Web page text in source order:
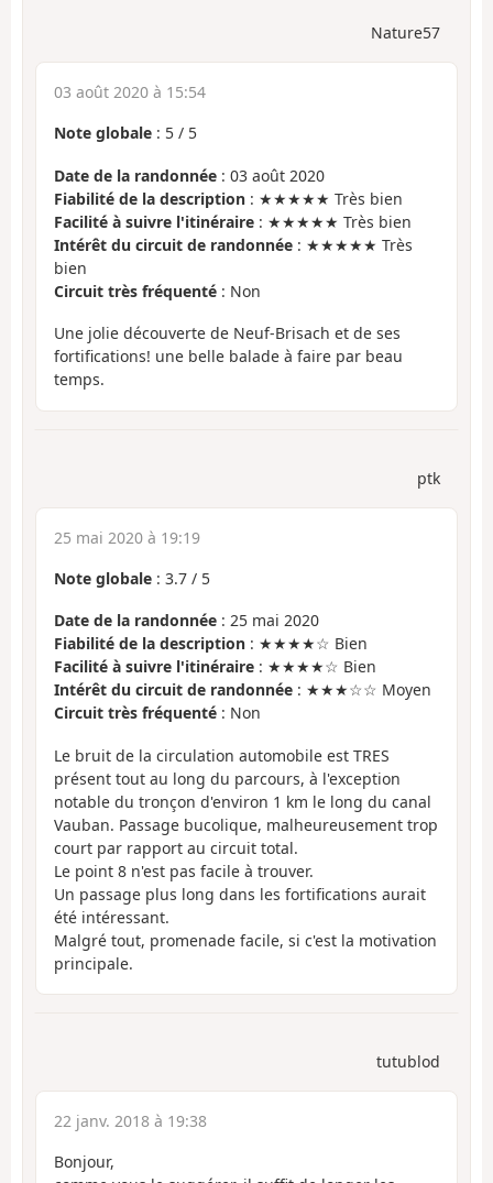
Nature57
03 août 2020 à 15:54
Note globale : 5 / 5
Date de la randonnée : 03 août 2020
Fiabilité de la description : ★★★★★ Très bien
Facilité à suivre l'itinéraire : ★★★★★ Très bien
Intérêt du circuit de randonnée : ★★★★★ Très
bien
Circuit très fréquenté : Non
Une jolie découverte de Neuf-Brisach et de ses
fortifications! une belle balade à faire par beau
temps.
ptk
25 mai 2020 à 19:19
Note globale : 3.7 / 5
Date de la randonnée : 25 mai 2020
Fiabilité de la description : ★★★★☆ Bien
Facilité à suivre l'itinéraire : ★★★★☆ Bien
Intérêt du circuit de randonnée : ★★★☆☆ Moyen
Circuit très fréquenté : Non
Le bruit de la circulation automobile est TRES
présent tout au long du parcours, à l'exception
notable du tronçon d'environ 1 km le long du canal
Vauban. Passage bucolique, malheureusement trop
court par rapport au circuit total.
Le point 8 n'est pas facile à trouver.
Un passage plus long dans les fortifications aurait
été intéressant.
Malgré tout, promenade facile, si c'est la motivation
principale.
tutublod
22 janv. 2018 à 19:38
Bonjour,